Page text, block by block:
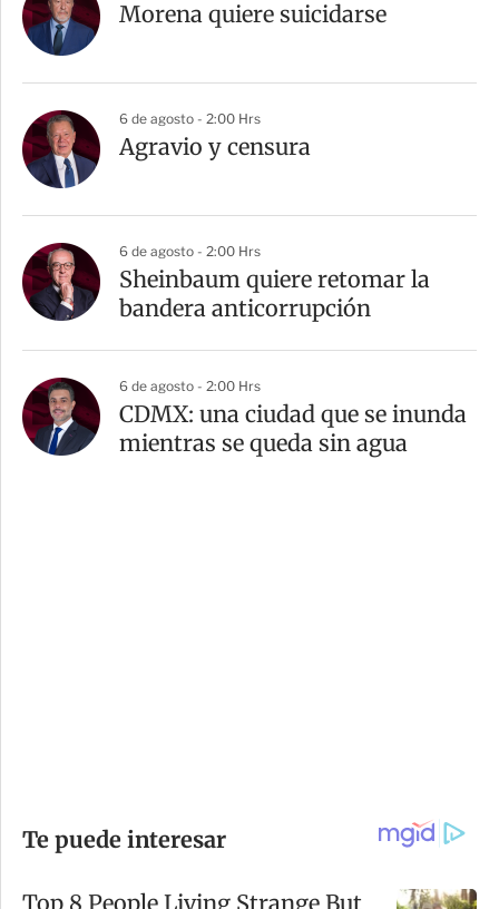
Morena quiere suicidarse
6 de agosto - 2:00 Hrs
Agravio y censura
6 de agosto - 2:00 Hrs
Sheinbaum quiere retomar la
bandera anticorrupción
6 de agosto - 2:00 Hrs
CDMX: una ciudad que se inunda
mientras se queda sin agua